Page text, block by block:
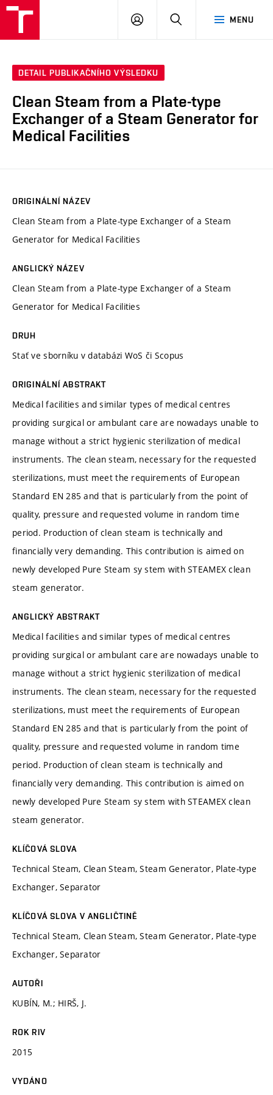
MENU
PŘIHLÁSIT
DETAIL PUBLIKAČNÍHO VÝSLEDKU
Clean Steam from a Plate-type
Exchanger of a Steam Generator for
Medical Facilities
ORIGINÁLNÍ NÁZEV
Clean Steam from a Plate-type Exchanger of a Steam
Generator for Medical Facilities
ANGLICKÝ NÁZEV
Clean Steam from a Plate-type Exchanger of a Steam
Generator for Medical Facilities
DRUH
Stať ve sborníku v databázi WoS či Scopus
ORIGINÁLNÍ ABSTRAKT
Medical facilities and similar types of medical centres
providing surgical or ambulant care are nowadays unable to
manage without a strict hygienic sterilization of medical
instruments. The clean steam, necessary for the requested
sterilizations, must meet the requirements of European
Standard EN 285 and that is particularly from the point of
quality, pressure and requested volume in random time
period. Production of clean steam is technically and
financially very demanding. This contribution is aimed on
newly developed Pure Steam sy stem with STEAMEX clean
steam generator.
ANGLICKÝ ABSTRAKT
Medical facilities and similar types of medical centres
providing surgical or ambulant care are nowadays unable to
manage without a strict hygienic sterilization of medical
instruments. The clean steam, necessary for the requested
sterilizations, must meet the requirements of European
Standard EN 285 and that is particularly from the point of
quality, pressure and requested volume in random time
period. Production of clean steam is technically and
financially very demanding. This contribution is aimed on
newly developed Pure Steam sy stem with STEAMEX clean
steam generator.
KLÍČOVÁ SLOVA
Technical Steam, Clean Steam, Steam Generator, Plate-type
Exchanger, Separator
KLÍČOVÁ SLOVA V ANGLIČTINĚ
Technical Steam, Clean Steam, Steam Generator, Plate-type
Exchanger, Separator
AUTOŘI
KUBÍN, M.; HIRŠ, J.
ROK RIV
2015
VYDÁNO